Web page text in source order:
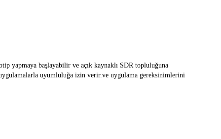
yapmaya başlayabilir ve açık kaynaklı SDR topluluğuna
uyumluluğa izin verir.ve uygulama gereksinimlerini